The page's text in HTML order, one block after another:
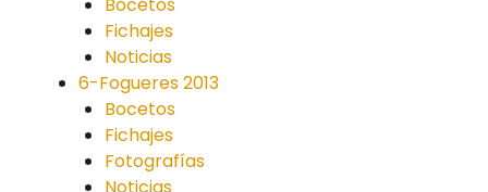
Fichajes
Noticias
6-Fogueres 2013
Bocetos
Fichajes
Fotografías